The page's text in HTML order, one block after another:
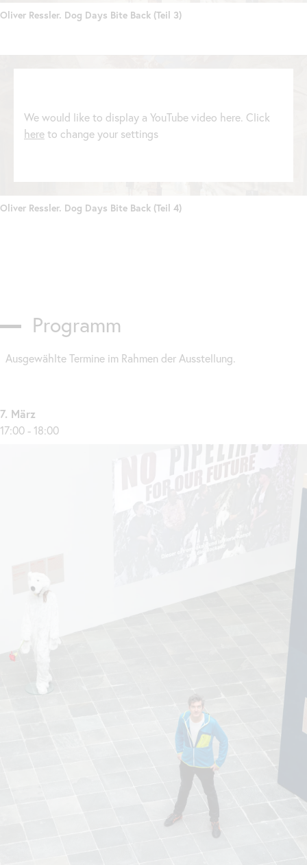
Oliver Ressler. Dog Days Bite Back (Teil 3)
We would like to display a YouTube video here. Click
here to change your settings
Oliver Ressler. Dog Days Bite Back (Teil 4)
Programm
Ausgewählte Termine im Rahmen der Ausstellung.
7. März
17:00 - 18:00